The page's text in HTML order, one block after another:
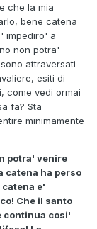
che la mia
bene catena
impediro' a
non potra'
attraversati
esiti di
come vedi ormai
fa? Sta
minimamente
potra' venire
catena ha perso
e'
Che il santo
continua cosi'